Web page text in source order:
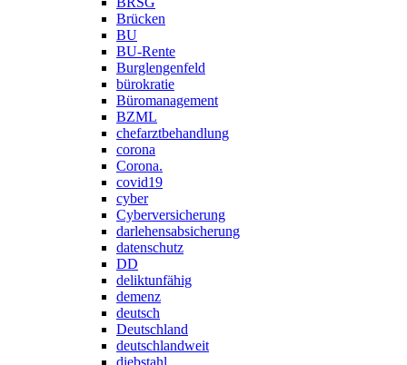
Brücken
BU
BU-Rente
Burglengenfeld
bürokratie
Büromanagement
BZML
chefarztbehandlung
corona
Corona.
covid19
cyber
Cyberversicherung
darlehensabsicherung
datenschutz
DD
deliktunfähig
demenz
deutsch
Deutschland
deutschlandweit
diebstahl